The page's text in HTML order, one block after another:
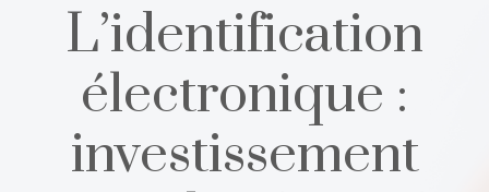
L’identification
électronique :
investissement